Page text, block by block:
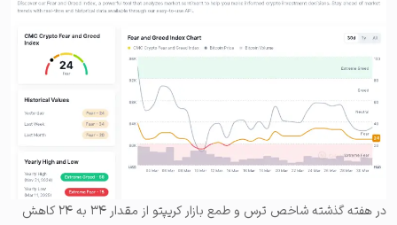
در هفته گذشته شاخص ترس و طمع بازار کریپتو از مقدار ۳۴ به ۲۴ کاهش